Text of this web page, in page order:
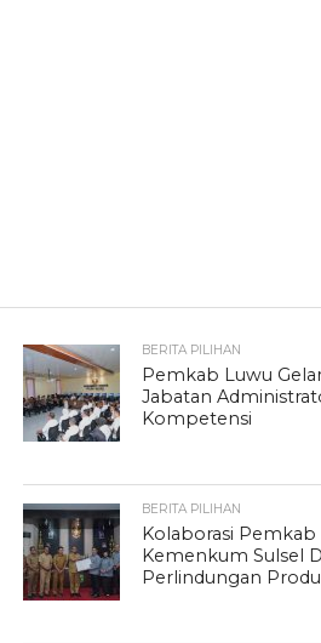
BERITA PILIHAN
Pemkab Luwu
Jabatan
Kompetensi
BERITA PILIHAN
Kolaborasi Pemkab
Kemenkum Sulsel
Perlindungan